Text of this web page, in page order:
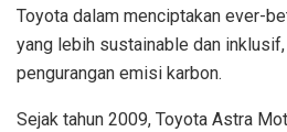
Toyota dalam menciptakan ever-
yang lebih sustainable dan
pengurangan emisi karbon.
Sejak tahun 2009, Toyota Astra